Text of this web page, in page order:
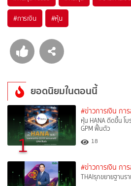
#การเงิน #หุ้น
ยอดนิยมในตอนนี้
1
#ข่าวการเงิน กา
หุ้น HANA ดีดขึ้น โบ
GPM ฟื้นตัว
18
#ข่าวการเงิน กา
THAIรุกขยายฐานร